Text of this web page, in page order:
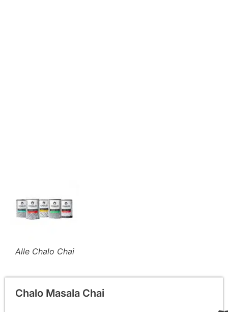
Alle Chalo Chai
Chalo Masala Chai